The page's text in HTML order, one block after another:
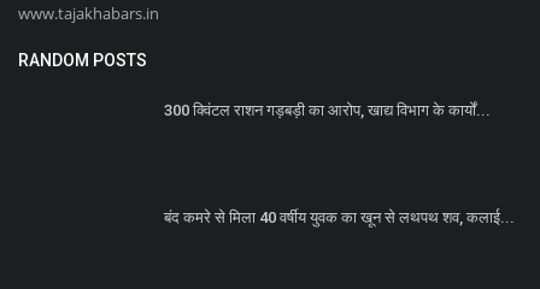
www.tajakhabars.in
RANDOM POSTS
300 क्विंटल राशन गड़बड़ी का आरोप, खाद्य विभाग के कार्यों...
बंद कमरे से मिला 40 वर्षीय युवक का खून से लथपथ शव, कलाई...